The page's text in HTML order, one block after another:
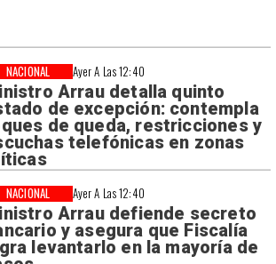
Ayer A Las 12:40
Arrau detalla quinto
de excepción: contempla
de queda, restricciones y
telefónicas en zonas
NACIONAL
Ayer A Las 12:40
Arrau defiende secreto
y asegura que Fiscalía
levantarlo en la mayoría de
NACIONAL